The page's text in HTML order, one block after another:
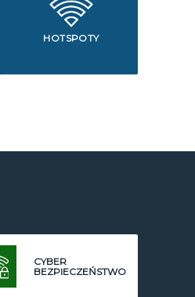
HOTSPOTY
CYBER
BEZPIECZEŃSTWO